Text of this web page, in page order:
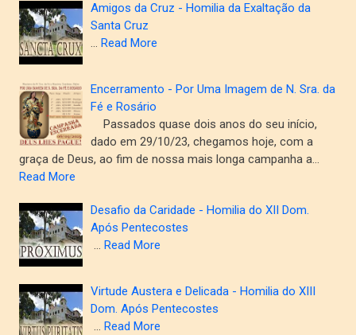
Amigos da Cruz - Homilia da Exaltação da
Santa Cruz
… Read More
Encerramento - Por Uma Imagem de N. Sra. da
Fé e Rosário
Passados quase dois anos do seu início,
dado em 29/10/23, chegamos hoje, com a
graça de Deus, ao fim de nossa mais longa campanha a…
Read More
Desafio da Caridade - Homilia do XII Dom.
Após Pentecostes
… Read More
Virtude Austera e Delicada - Homilia do XIII
Dom. Após Pentecostes
… Read More